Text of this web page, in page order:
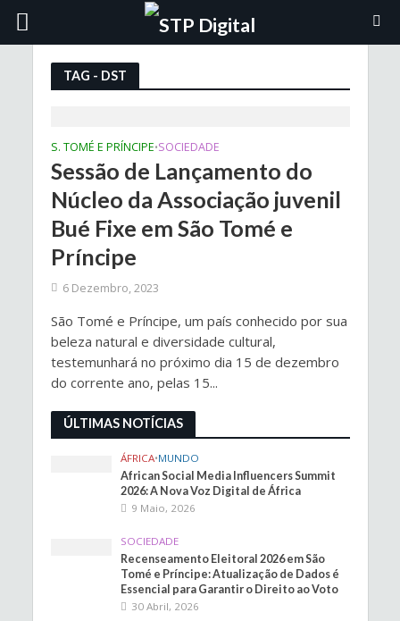
TAG - DST
S. TOMÉ E PRÍNCIPE•SOCIEDADE
Sessão de Lançamento do
Núcleo da Associação juvenil
Bué Fixe em São Tomé e
Príncipe
6 Dezembro, 2023
São Tomé e Príncipe, um país conhecido por sua
beleza natural e diversidade cultural,
testemunhará no próximo dia 15 de dezembro
do corrente ano, pelas 15...
ÚLTIMAS NOTÍCIAS
ÁFRICA•MUNDO
African Social Media Influencers Summit
2026: A Nova Voz Digital de África
9 Maio, 2026
SOCIEDADE
Recenseamento Eleitoral 2026 em São
Tomé e Príncipe: Atualização de Dados é
Essencial para Garantir o Direito ao Voto
30 Abril, 2026